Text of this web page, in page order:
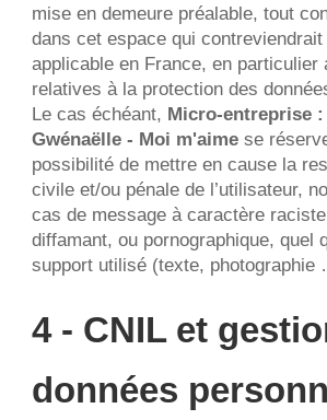
mise en demeure préalable, tout
dans cet espace qui
applicable en France, en particulier
relatives à la protection des
Le cas échéant, Micro-entreprise
Gwénaëlle - Moi m'aime se
possibilité de mettre en cause la
civile et/ou pénale de l’utilisateur,
cas de message à caractère
diffamant, ou pornographique, quel
support utilisé (texte, photographie
4 - CNIL et
données